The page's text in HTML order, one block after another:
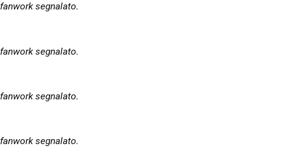
segnalato.
segnalato.
segnalato.
segnalato.